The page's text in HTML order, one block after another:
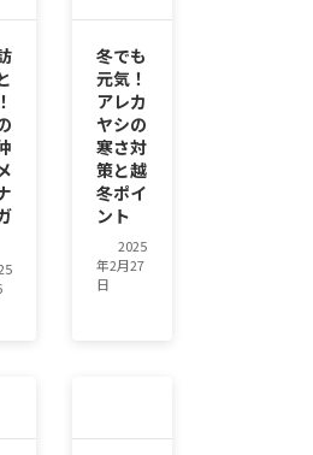
冬でも
元気！
アレカ
ヤシの
寒さ対
策と越
冬ポイ
ント
2025
年2月27
日